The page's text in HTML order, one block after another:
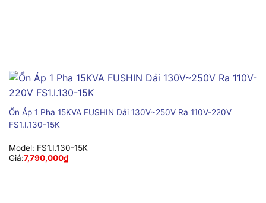
Ổn Áp 1 Pha 15KVA FUSHIN Dải 130V~250V Ra 110V-220V
FS1.I.130-15K
Model: FS1.I.130-15K
Giá:7,790,000₫